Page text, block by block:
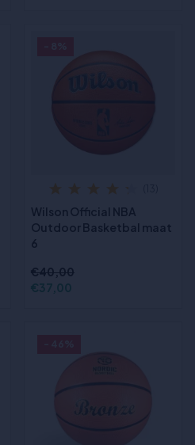
Wilson Official NBA
Outdoor Basketbal maat
6
€40,00
€37,00